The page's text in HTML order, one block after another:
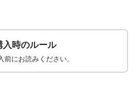
入時のルール
前にお読みください。